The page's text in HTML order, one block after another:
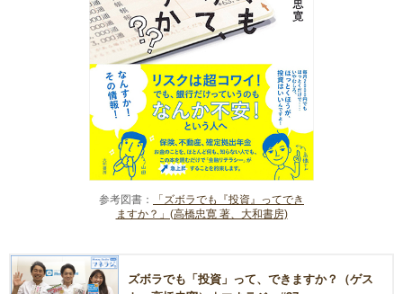
参考図書：
「ズボラでも『投資』ってでき
ますか？」(高橋忠寛 著、大和書房)
ズボラでも「投資」って、できますか？（ゲス